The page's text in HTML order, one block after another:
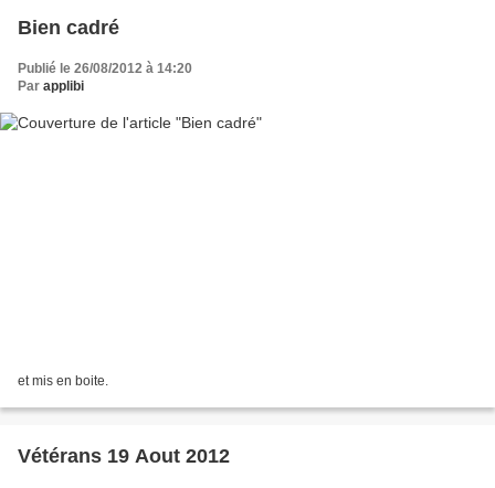
Bien cadré
Publié le 26/08/2012 à 14:20
Par applibi
et mis en boite.
Vétérans 19 Aout 2012